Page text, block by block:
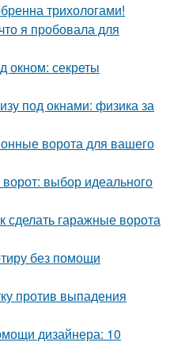
трихологами!
я пробовала для
окном: секреты
под окнами: физика за
ворота для вашего
выбор идеального
сделать гаражные ворота
без помощи
против выпадения
дизайнера: 10